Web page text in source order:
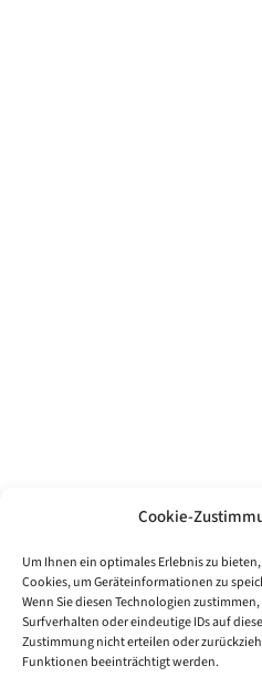
Cookie-
Um Ihnen ein optimales Erlebnis zu
Cookies, um Geräteinformationen zu
Wenn Sie diesen Technologien
Surfverhalten oder eindeutige IDs auf
Zustimmung nicht erteilen oder
Funktionen beeinträchtigt werden.